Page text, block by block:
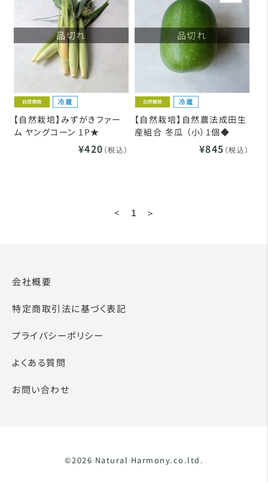
品切れ
【自然栽培】みずがきファー
ム ヤングコーン 1P★
¥420 （税込）
品切れ
【自然栽培】自然農法成田生
産組合 冬瓜 （小）1個◆
¥845 （税込）
< 1 >
会社概要
特定商取引法に基づく表記
プライバシーポリシー
よくある質問
お問い合わせ
©2026 Natural Harmony.co.ltd.